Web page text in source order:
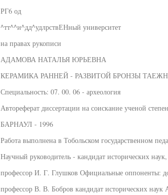
РГ6 од
^тт^^и^дд^удлрствЕНный университет
на правах рукописи
АДАМОВА НАТАЛЬЯ ЮРЬЕВНА
КЕРАМИКА РАННЕЙ - РАЗВИТОЙ БРОНЗЫ
Специальность: 07. 00. 06 - археология
Автореферат диссертации на соискание ученой
БАРНАУЛ - 1996
Работа выполнена в Тобольском государственном
Научный руководитель - кандидат исторических наук,
профессор И. Г. Глушков Официальные оппоненты:
профессор В. В. Бобров кандидат исторических